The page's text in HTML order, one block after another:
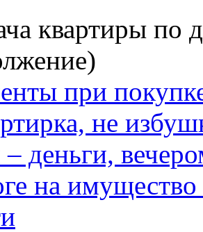
квартиры по
при
не
деньги,
на